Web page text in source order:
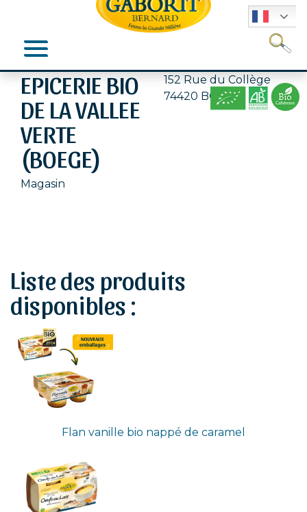
EPICERIE BIO
DE LA VALLEE
VERTE
(BOEGE)
Magasin
152 Rue du Collège
74420 BOEGE
Liste des produits
disponibles :
Flan vanille bio nappé de caramel